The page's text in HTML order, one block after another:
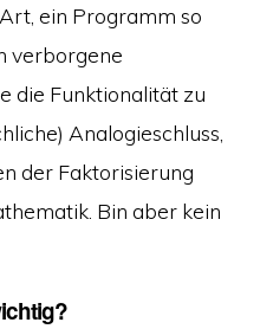
ein Programm so
verborgene
die Funktionalität zu
Analogieschluss,
der Faktorisierung
Bin aber kein